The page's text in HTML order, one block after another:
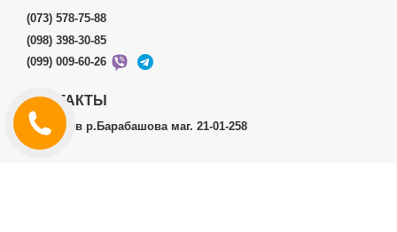
(073) 578-75-88
(098) 398-30-85
(099) 009-60-26
КОНТАКТЫ
г.Харьков р.Барабашова маг. 21-01-258